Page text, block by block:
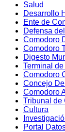
Salud
Desarrollo
Ente de
Defensa
Comodoro
Comodoro
Digesto
Terminal
Comodoro
Concejo
Comodoro
Tribunal de
Cultura
Portal